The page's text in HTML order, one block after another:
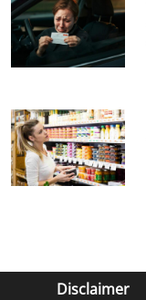
Disclaimer